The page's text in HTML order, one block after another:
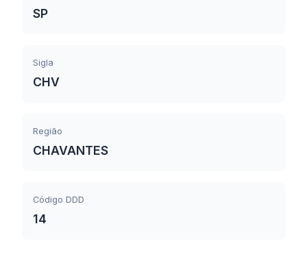
SP
Sigla
CHV
Região
CHAVANTES
Código DDD
14